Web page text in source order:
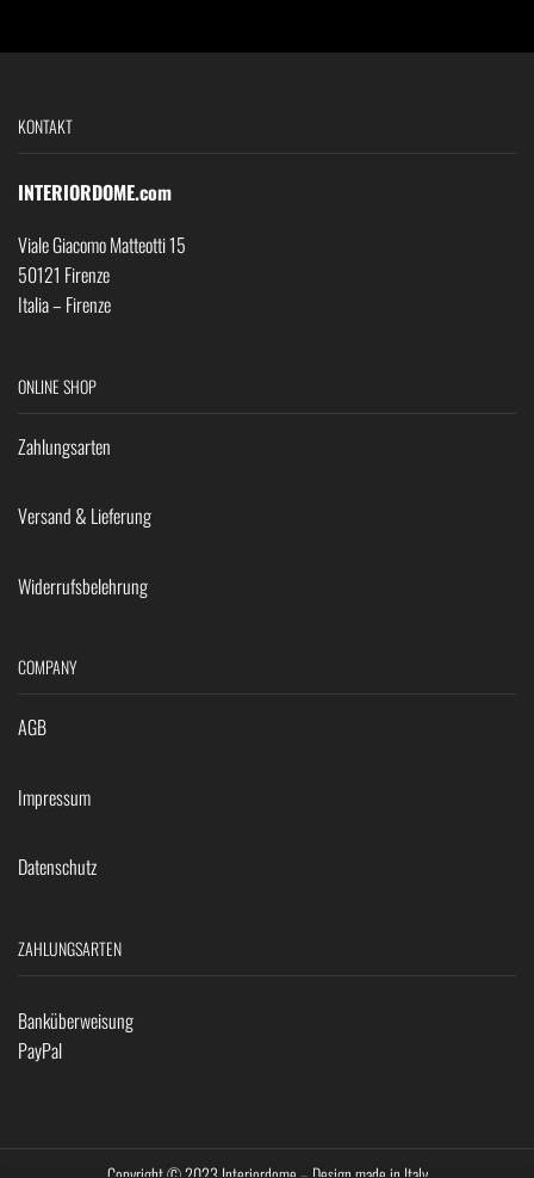
KONTAKT
INTERIORDOME.com
Viale Giacomo Matteotti 15
50121 Firenze
Italia – Firenze
ONLINE SHOP
Zahlungsarten
Versand & Lieferung
Widerrufsbelehrung
COMPANY
AGB
Impressum
Datenschutz
ZAHLUNGSARTEN
Banküberweisung
PayPal